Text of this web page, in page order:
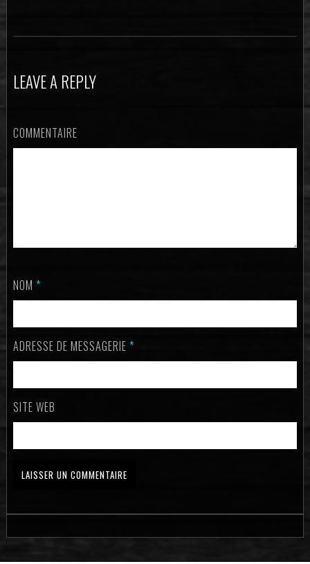
LEAVE A REPLY
COMMENTAIRE
NOM *
ADRESSE DE MESSAGERIE *
SITE WEB